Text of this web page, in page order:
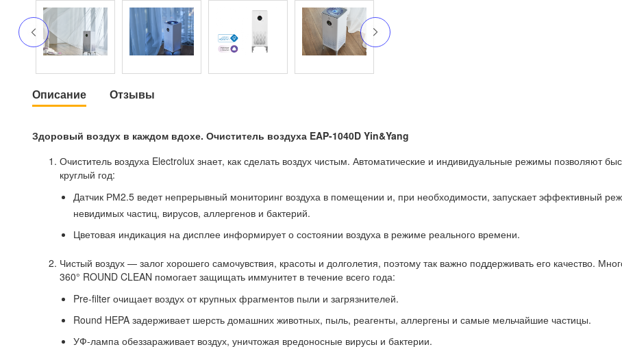
Описание Отзывы
Здоровый воздух в каждом вдохе. Очиститель воздуха EAP-1040D Yin&Yang
Очиститель воздуха Electrolux знает, как сделать воздух чистым. Автоматические и индивидуальные режимы позволяют
круглый год:
Датчик РМ2.5 ведет непрерывный мониторинг воздуха в помещении и, при необходимости, запускает эффективный
невидимых частиц, вирусов, аллергенов и бактерий.
Цветовая индикация на дисплее информирует о состоянии воздуха в режиме реального времени.
Чистый воздух — залог хорошего самочувствия, красоты и долголетия, поэтому так важно поддерживать его качество.
360° ROUND CLEAN помогает защищать иммунитет в течение всего года:
Pre-filter очищает воздух от крупных фрагментов пыли и загрязнителей.
Round HEPA задерживает шерсть домашних животных, пыль, реагенты, аллергены и самые мельчайшие частицы.
УФ-лампа обеззараживает воздух, уничтожая вредоносные вирусы и бактерии.